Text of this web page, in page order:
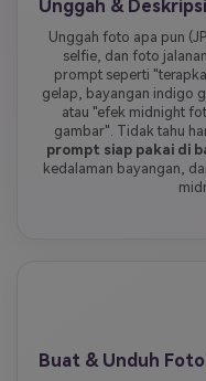
Unggah &
Unggah foto apa pun
selfie, dan foto
prompt seperti
gelap, bayangan indigo
atau "efek midnight
gambar". Tidak tahu
prompt siap pakai di
kedalaman bayangan,
Buat & Unduh